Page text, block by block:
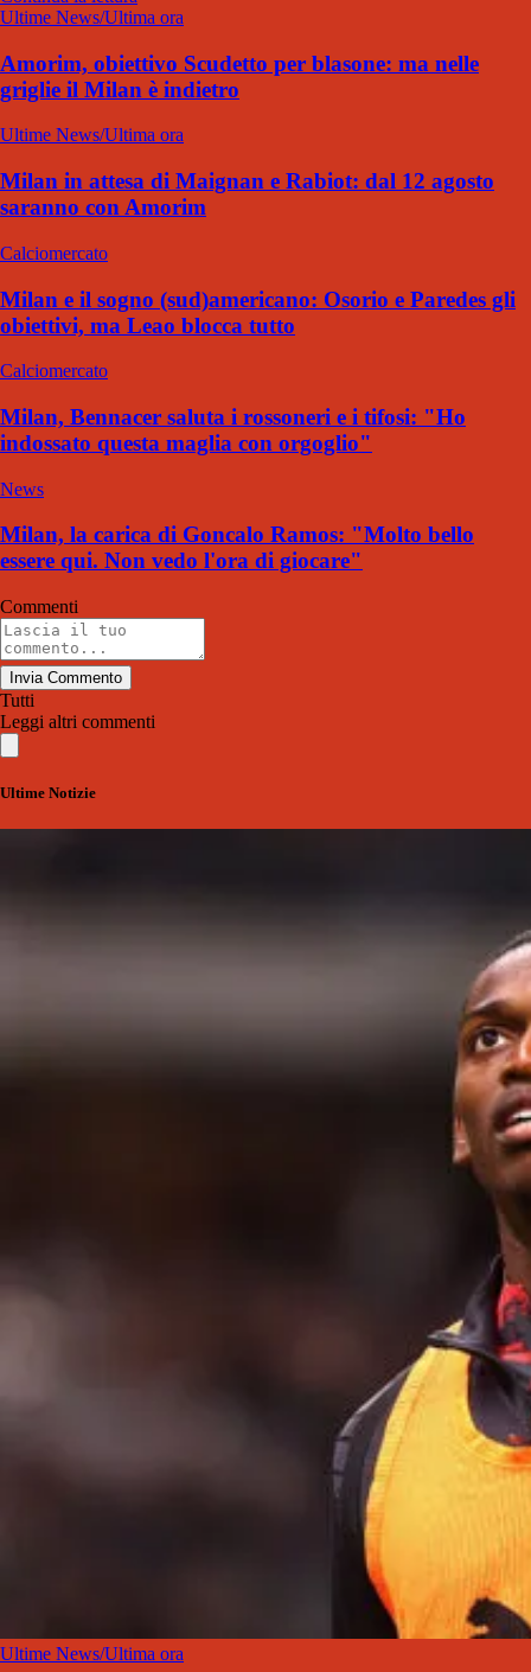
Ultime News/Ultima ora
Amorim, obiettivo Scudetto per blasone: ma nelle
griglie il Milan è indietro
Ultime News/Ultima ora
Milan in attesa di Maignan e Rabiot: dal 12 agosto
saranno con Amorim
Calciomercato
Milan e il sogno (sud)americano: Osorio e Paredes gli
obiettivi, ma Leao blocca tutto
Calciomercato
Milan, Bennacer saluta i rossoneri e i tifosi: "Ho
indossato questa maglia con orgoglio"
News
Milan, la carica di Goncalo Ramos: "Molto bello
essere qui. Non vedo l'ora di giocare"
Commenti
Invia Commento
Tutti
Leggi altri commenti
Ultime Notizie
Ultime News/Ultima ora